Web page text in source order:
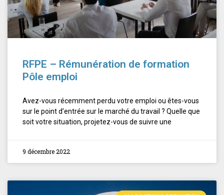
RFPE – Rémunération de formation
Pôle emploi
Avez-vous récemment perdu votre emploi ou êtes-vous
sur le point d’entrée sur le marché du travail ? Quelle que
soit votre situation, projetez-vous de suivre une
9 décembre 2022